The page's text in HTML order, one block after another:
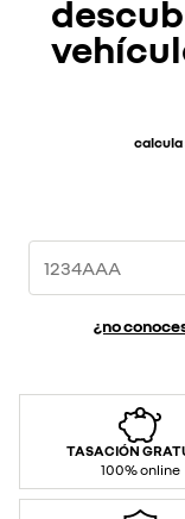
calcula
¿no
TASACIÓN
100% online